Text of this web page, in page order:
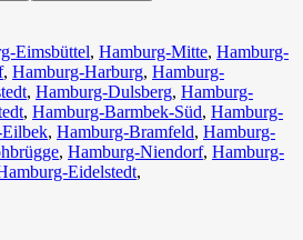
Eimsbüttel, Hamburg-Mitte, Hamburg-
, Hamburg-Harburg, Hamburg-
, Hamburg-Dulsberg, Hamburg-
, Hamburg-Barmbek-Süd, Hamburg-
, Hamburg-Bramfeld, Hamburg-
, Hamburg-Niendorf, Hamburg-
Eidelstedt,